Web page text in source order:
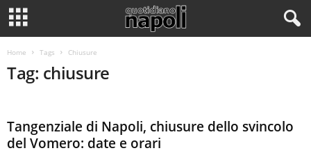
Home Tags Chiusure
Tag: chiusure
Tangenziale di Napoli, chiusure dello svincolo
del Vomero: date e orari